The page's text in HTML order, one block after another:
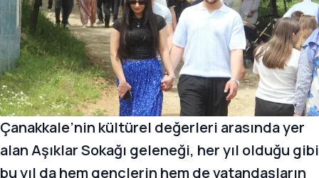
Çanakkale’nin kültürel değerleri arasında yer
alan Aşıklar Sokağı geleneği, her yıl olduğu gibi
bu yıl da hem gençlerin hem de vatandaşların